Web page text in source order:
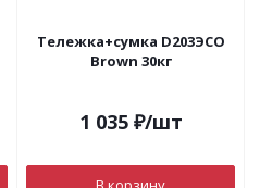
Тележка+сумка D203ЭCO
Brown 30кг
1 035₽/шт